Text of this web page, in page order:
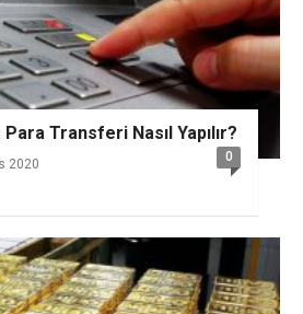
Transferi Nasıl Yapılır?
2020 0